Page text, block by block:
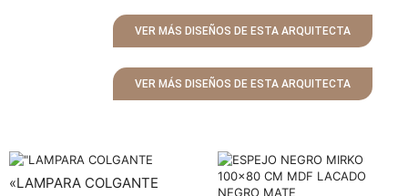
VER MÁS DISEÑOS DE ESTA ARQUITECTA
VER MÁS DISEÑOS DE ESTA ARQUITECTA
«LAMPARA COLGANTE